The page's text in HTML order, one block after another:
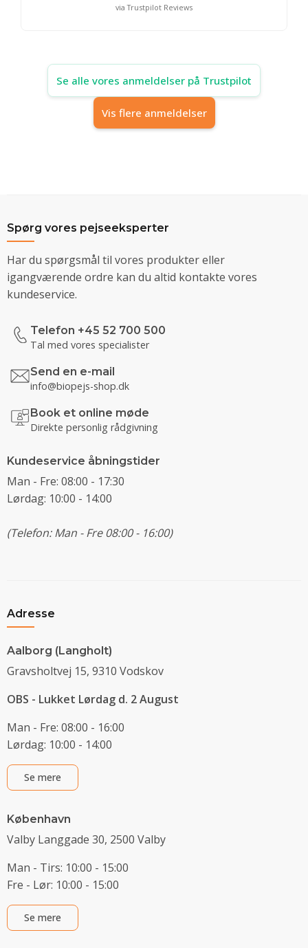
via Trustpilot Reviews
Se alle vores anmeldelser på Trustpilot
Vis flere anmeldelser
Spørg vores pejseeksperter
Har du spørgsmål til vores produkter eller
igangværende ordre kan du altid kontakte vores
kundeservice.
Telefon +45 52 700 500
Tal med vores specialister
Send en e-mail
info@biopejs-shop.dk
Book et online møde
Direkte personlig rådgivning
Kundeservice åbningstider
Man - Fre: 08:00 - 17:30
Lørdag: 10:00 - 14:00
(Telefon: Man - Fre 08:00 - 16:00)
Adresse
Aalborg (Langholt)
Gravsholtvej 15, 9310 Vodskov
OBS - Lukket Lørdag d. 2 August
Man - Fre: 08:00 - 16:00
Lørdag: 10:00 - 14:00
Se mere
København
Valby Langgade 30, 2500 Valby
Man - Tirs: 10:00 - 15:00
Fre - Lør: 10:00 - 15:00
Se mere